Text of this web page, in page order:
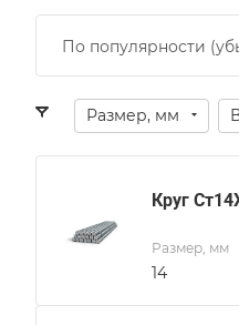
По популярности
Размер, мм
Круг
Размер, мм
14